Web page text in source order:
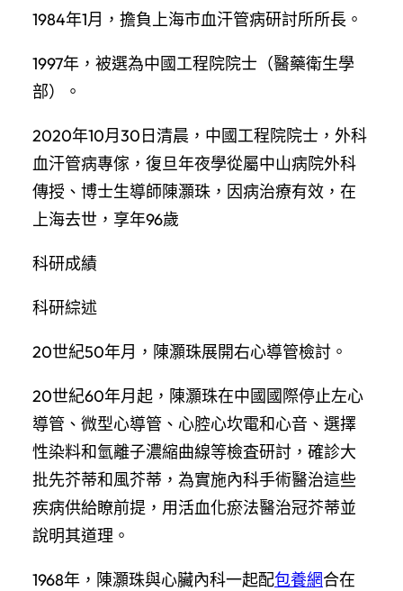
1984年1月，擔負上海市血汗管病研討所所長。
1997年，被選為中國工程院院士（醫藥衛生學
部）。
2020年10月30日清晨，中國工程院院士，外科
血汗管病專傢，復旦年夜學從屬中山病院外科
傳授、博士生導師陳灝珠，因病治療有效，在
上海去世，享年96歲
科研成績
科研綜述
20世紀50年月，陳灝珠展開右心導管檢討。
20世紀60年月起，陳灝珠在中國國際停止左心
導管、微型心導管、心腔心坎電和心音、選擇
性染料和氫離子濃縮曲線等檢査研討，確診大
批先芥蒂和風芥蒂，為實施內科手術醫治這些
疾病供給瞭前提，用活血化瘀法醫治冠芥蒂並
說明其道理。
1968年，陳灝珠與心臟內科一起配包養網合在